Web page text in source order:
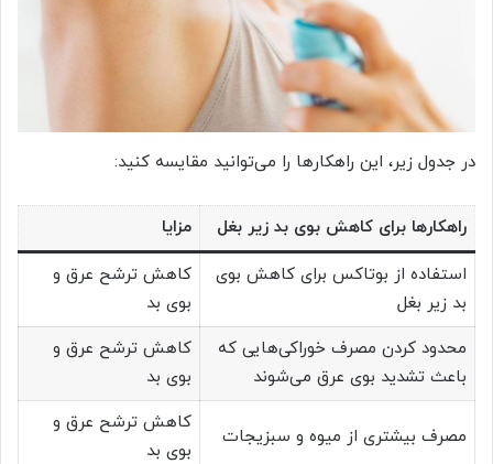
در جدول زیر، این راهکارها را می‌توانید مقایسه کنید:
راهکارها برای کاهش بوی بد زیر بغل مزایا
استفاده از بوتاکس برای کاهش بوی
بد زیر بغل
کاهش ترشح عرق و
بوی بد
محدود کردن مصرف خوراکی‌هایی که
باعث تشدید بوی عرق می‌شوند
کاهش ترشح عرق و
بوی بد
مصرف بیشتری از میوه و سبزیجات
کاهش ترشح عرق و
بوی بد